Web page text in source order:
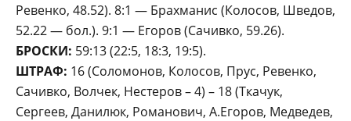
Ревенко, 48.52). 8:1 — Брахманис (Колосов, Шведов,
52.22 — бол.). 9:1 — Егоров (Сачивко, 59.26).
БРОСКИ: 59:13 (22:5, 18:3, 19:5).
ШТРАФ: 16 (Соломонов, Колосов, Прус, Ревенко,
Сачивко, Волчек, Нестеров – 4) – 18 (Ткачук,
Сергеев, Данилюк, Романович, А.Егоров, Медведев,